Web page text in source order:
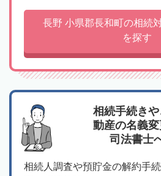
長野 小県郡長和町の相続
を探す
相続手続き
動産の名義
司法書士
相続人調査や預貯金の解約手